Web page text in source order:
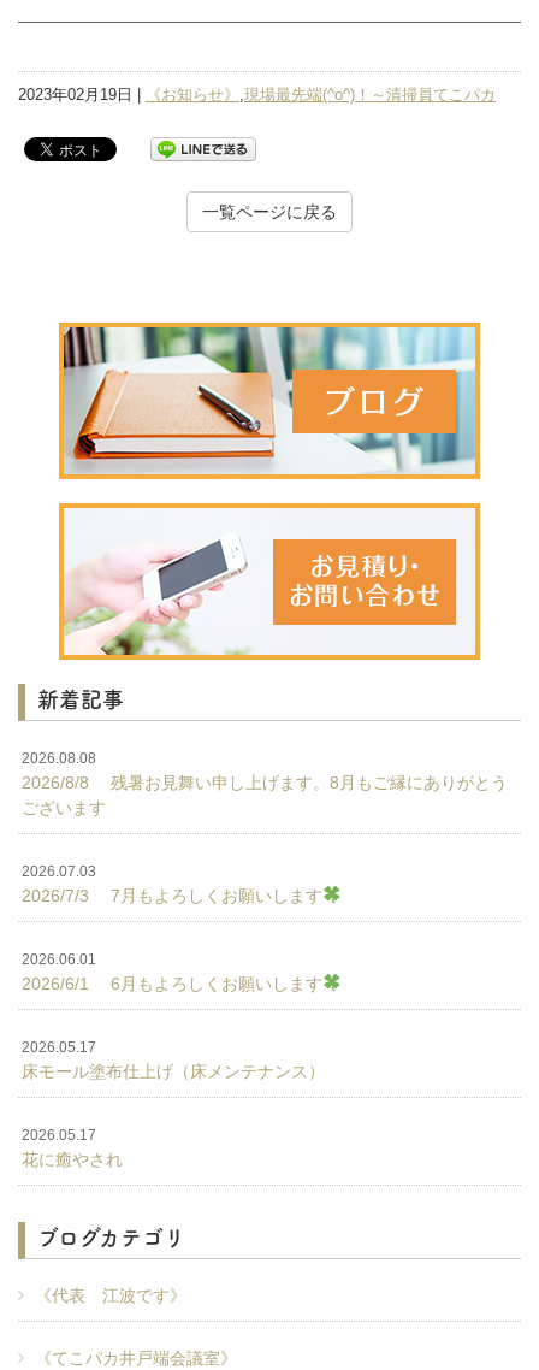
2023年02月19日 | 《お知らせ》 ,現場最先端(^o^)！～清掃員てこパカ
一覧ページに戻る
新着記事
2026.08.08
2026/8/8 残暑お見舞い申し上げます。8月もご縁にありがとう
ございます
2026.07.03
2026/7/3 7月もよろしくお願いします
2026.06.01
2026/6/1 6月もよろしくお願いします
2026.05.17
床モール塗布仕上げ（床メンテナンス）
2026.05.17
花に癒やされ
ブログカテゴリ
《代表 江波です》
《てこパカ井戸端会議室》